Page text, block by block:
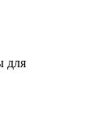
для